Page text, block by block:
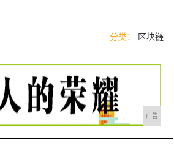
分类： 区块链
广告